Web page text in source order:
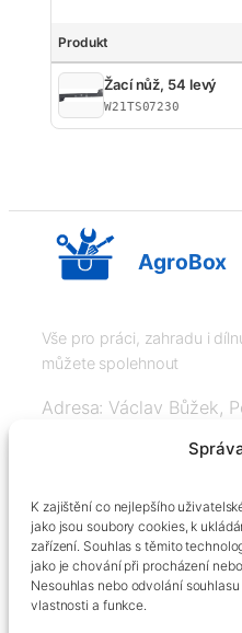
K zajištění co nejlepšího
jako jsou soubory cookies, k
zařízení. Souhlas s těmito
jako je chování při procházení
Nesouhlas nebo odvolání
vlastnosti a funkce.
Produkt
Žací nůž, 54 levý
W21TS07230
AgroBox
Vše pro práci, zahradu i
můžete spolehnout
Adresa: Václav Bůžek,
+420606334248,